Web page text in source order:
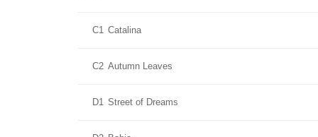
C1 Catalina
C2 Autumn Leaves
D1 Street of Dreams